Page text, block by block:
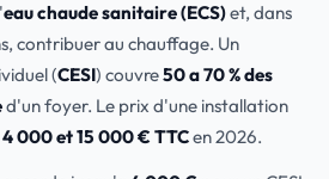
eau chaude sanitaire (ECS)et, dans
contribuer au chauffage. Un
(CESI) couvre50 a 70 % des
d'un foyer. Le prix d'une installation
4 000 et 15 000 € TTCen 2026.